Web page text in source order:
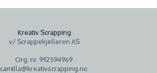
Kreativ Scrapping
v/ Scrappekjelleren AS
Org. nr. 992594969
camilla@kreativscrapping.no